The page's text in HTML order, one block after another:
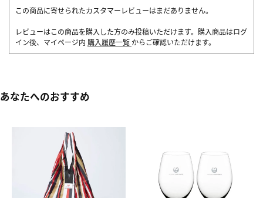
この商品に寄せられたカスタマーレビューはまだありません。
レビューはこの商品を購入した方のみ投稿いただけます。購入商品はログ
イン後、マイページ内 購入履歴一覧 からご確認いただけます。
あなたへのおすすめ